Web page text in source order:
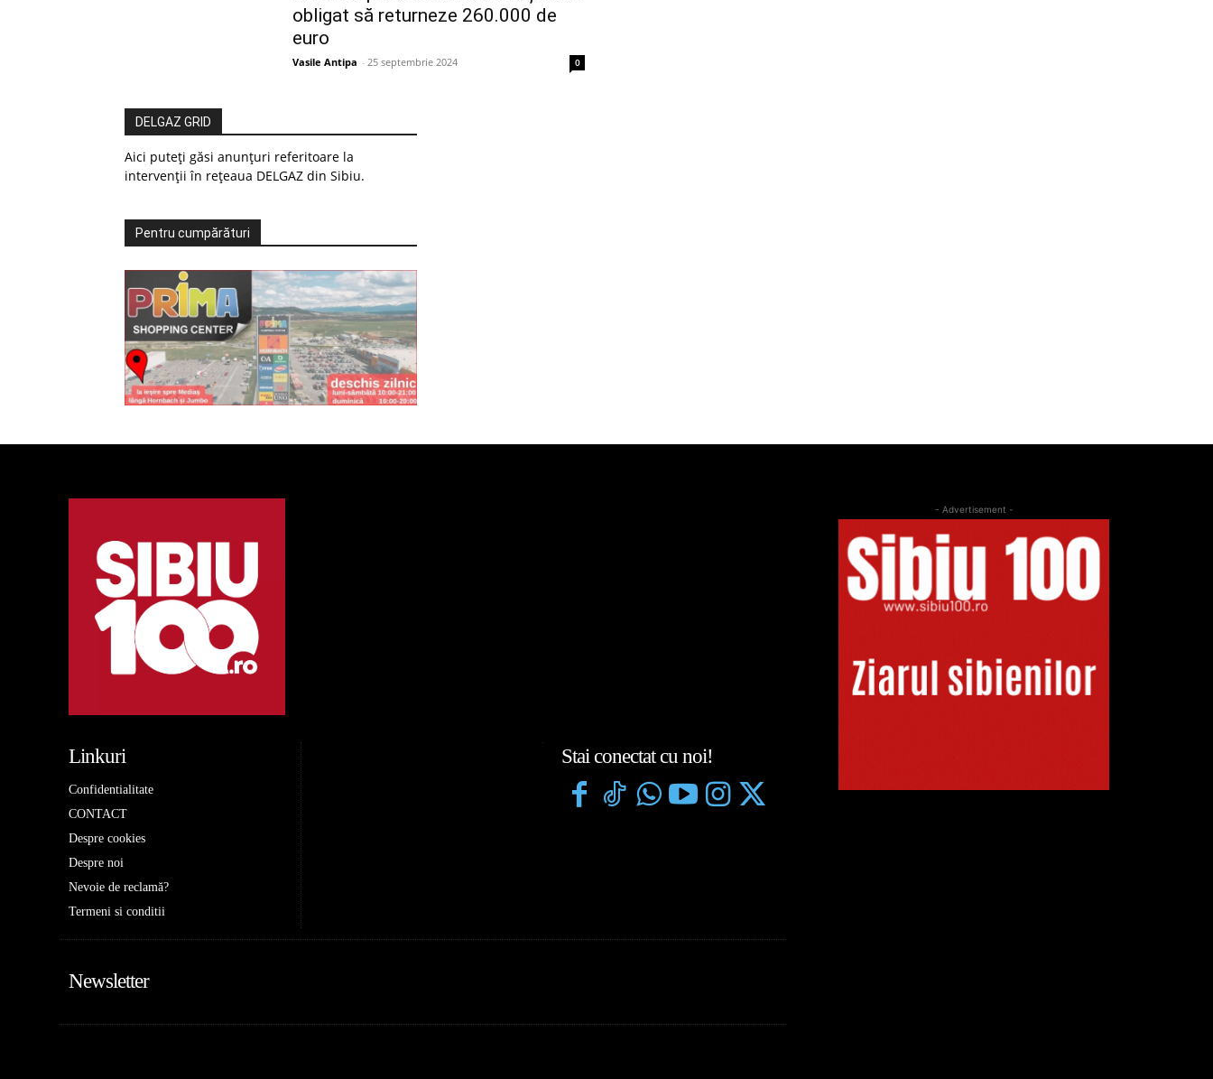
obligat să returneze 260.000 de
euro
Vasile Antipa - 25 septembrie 2024 0
DELGAZ GRID
Aici puteți găsi anunțuri referitoare la
intervenții în rețeaua DELGAZ din Sibiu.
Pentru cumpărături
Linkuri
Confidentialitate
CONTACT
Despre cookies
Despre noi
Nevoie de reclamă?
Termeni si conditii
Stai conectat cu noi!
Newsletter
- Advertisement -